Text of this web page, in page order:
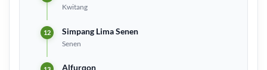
Kwitang
Simpang Lima Senen
Senen
Alfurqon